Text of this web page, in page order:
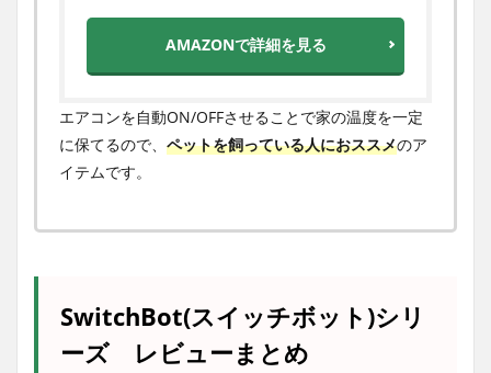
AMAZONで詳細を見る
エアコンを自動ON/OFFさせることで家の温度を一定
に保てるので、 ペットを飼っている人におススメのア
イテムです。
SwitchBot(スイッチボット)シリ
ーズ レビューまとめ